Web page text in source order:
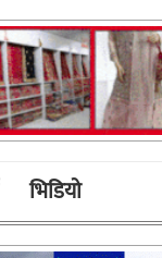
भिडियाे